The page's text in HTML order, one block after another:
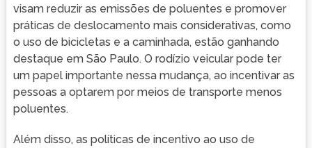
visam reduzir as emissões de poluentes e promover
práticas de deslocamento mais considerativas, como
o uso de bicicletas e a caminhada, estão ganhando
destaque em São Paulo. O rodízio veicular pode ter
um papel importante nessa mudança, ao incentivar as
pessoas a optarem por meios de transporte menos
poluentes.
Além disso, as políticas de incentivo ao uso de